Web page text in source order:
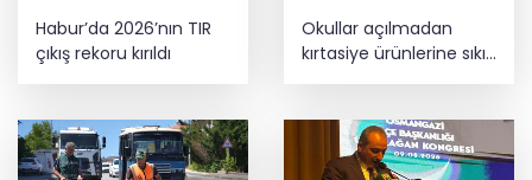
Habur’da 2026’nın TIR
çıkış rekoru kırıldı
Okullar açılmadan
kırtasiye ürünlerine sıkı